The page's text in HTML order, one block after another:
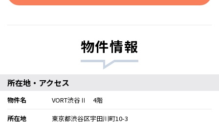
物件情報
所在地・アクセス
物件名
VORT渋谷Ⅱ 4階
所在地
東京都渋谷区宇田川町10-3